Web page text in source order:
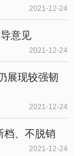
2021-12-24
意见
2021-12-24
展现较强韧
2021-12-24
档、不脱销
2021-12-24